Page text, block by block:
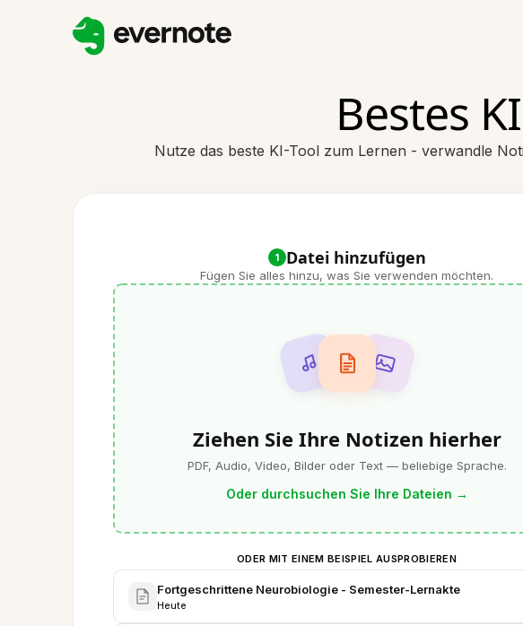
Bestes
Nutze das beste KI-Tool zum Lernen - verwandle
1 Datei hinzufügen
Fügen Sie alles hinzu, was Sie verwenden möchten.
Ziehen Sie Ihre Notizen hierher
PDF, Audio, Video, Bilder oder Text — beliebige Sprache.
Oder durchsuchen Sie Ihre Dateien →
ODER MIT EINEM BEISPIEL AUSPROBIEREN
Fortgeschrittene Neurobiologie - Semester-Lernakte
Heute